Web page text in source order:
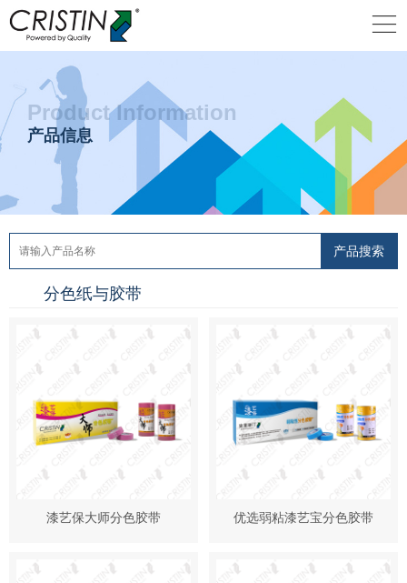
Product Information
产品信息
分色纸与胶带
漆艺保大师分色胶带 优选弱粘漆艺宝分色胶带